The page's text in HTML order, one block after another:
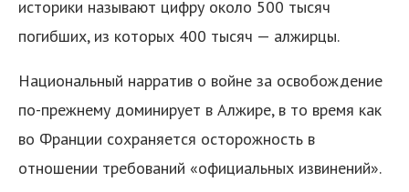
историки называют цифру около 500 тысяч
погибших, из которых 400 тысяч — алжирцы.
Национальный нарратив о войне за освобождение
по-прежнему доминирует в Алжире, в то время как
во Франции сохраняется осторожность в
отношении требований «официальных извинений».